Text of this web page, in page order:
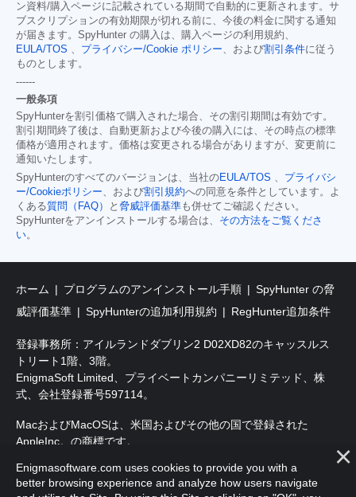
ン資料/購入ページに記載されている期間で自動的に更新されます。サ
ブスクリプションの有効期限が切れる前に、今後の料金に関する通知
が届きます。SpyHunter の購入は、購入ページの利用規約、
EULA/TOS 、 プライバシー/Cookie ポリシー、および割引条件に従う
ものとします。
------
一般条項
SpyHunterを割引価格で購入された場合、その割引期間は有効です。
割引期間終了後は、自動更新および今後の購入には、その時点の標準
価格が適用されます。価格は変更される場合がありますが、変更前に
通知いたします。
SpyHunterのすべてのバージョンは、当社のEULA/TOS 、 プライバシ
ー/Cookieポリシー、および割引規約への同意を条件としています。よ
くある質問（FAQ） と 脅威評価基準も併せてご確認ください。
SpyHunterをアンインストールする場合は、 その方法をご覧くださ
い。
ホーム プログラムのアンインストール手順
SpyHunter の脅
威評価基準
SpyHunterの追加利用規約 RegHunter追加条件
登録事務所：アイルランドダブリン2 D02XD82のキャッスルス
トリート1階、3階。
EnigmaSoft Limited、プライベートカンパニーリミテッド、株
式、会社登録番号597114。
MacおよびMacOSは、米国およびその他の国で登録された
AppleInc。の商標です。
著作権2016-2026。EnigmaSoft Ltd.無断複写・転載を禁じます。
Enigmasoftware.com uses cookies to provide you with a
better browsing experience and analyze how users navigate